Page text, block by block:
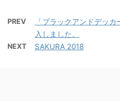
PREV
「ブラックアンドデッ
入しました。
NEXT SAKURA 2018